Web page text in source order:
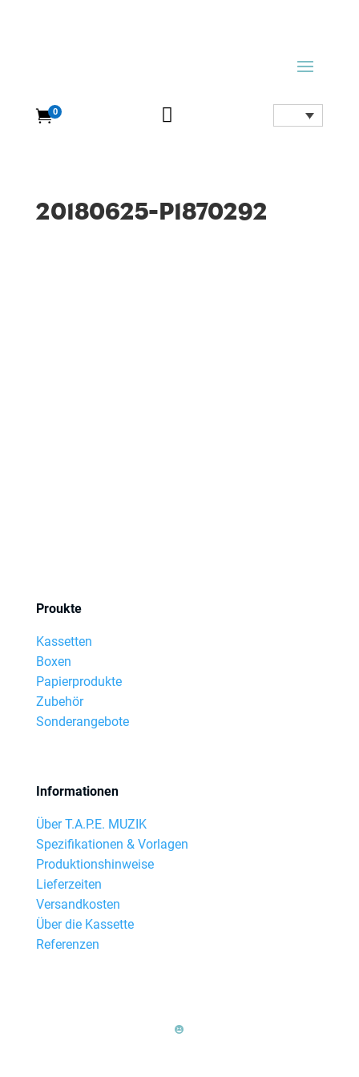
0 
20180625-P1870292
Proukte
Kassetten
Boxen
Papierprodukte
Zubehör
Sonderangebote
Informationen
Über T.A.P.E. MUZIK
Spezifikationen & Vorlagen
Produktionshinweise
Lieferzeiten
Versandkosten
Über die Kassette
Referenzen
